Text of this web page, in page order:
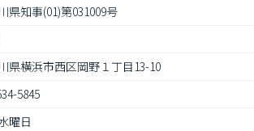
県知事(01)第031009号
県横浜市西区岡野１丁目13-10
5845
曜日